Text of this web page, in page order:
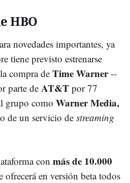
HBO
novedades importantes, ya
tiene previsto estrenarse
compra de Time Warner--
parte de AT&T por 77
grupo como Warner Media,
de un servicio de streaming
con más de 10.000
ofrecerá en versión beta todos